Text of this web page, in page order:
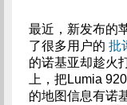
最近，新发布的
了很多用户的 批
的诺基亚却趁火
上，把Lumia
的地图信息有诺